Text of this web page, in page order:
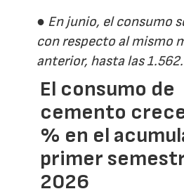
● En junio, el consumo
con respecto al mismo
anterior, hasta las
El consumo de
cemento
% en el
primer
2026